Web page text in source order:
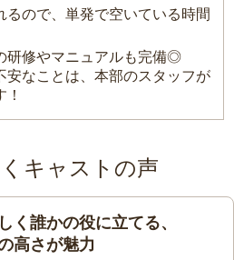
るので、単発で空いている時間
研修やマニュアルも完備◎
安なことは、本部のスタッフが
キャストの声
く誰かの役に立てる、
高さが魅力